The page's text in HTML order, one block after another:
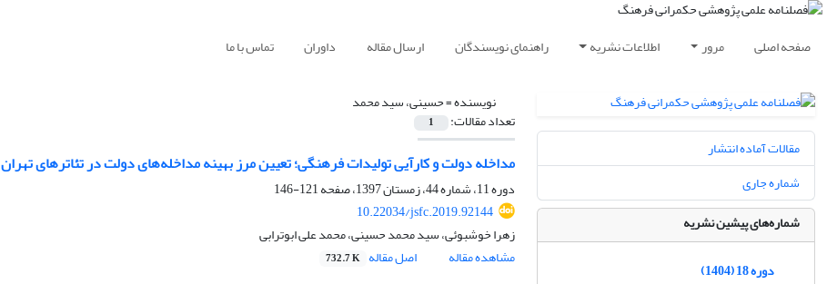
صفحه اصلی مرور اطلاعات نشریه راهنمای نویسندگان ارسال مقاله داوران تماس با ما
نویسنده =حسینی، سید محمد
تعداد مقالات: 1
مداخله دولت و کارآیی تولیدات فرهنگی؛ تعیین مرز بهینه مداخله‌های دولت در تئاتر‌های تهران
دوره 11، شماره 44، زمستان 1397، صفحه
121-146
10.22034/jsfc.2019.92144
زهرا خوشبوئی، سید محمد حسینی، محمد علی ابوترابی
مشاهده مقاله
اصل مقاله 732.7 K
مقالات آماده انتشار
شماره جاری
شماره‌های پیشین نشریه
دوره 18 (1404)